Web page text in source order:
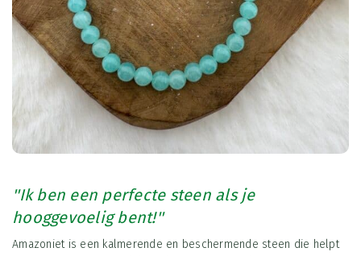
''Ik ben een perfecte steen als je
hooggevoelig bent!''
Amazoniet is een kalmerende en beschermende steen die helpt